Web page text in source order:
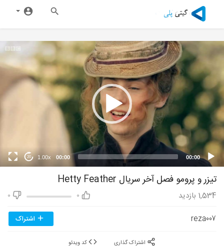
00:00
00:00
1.00x
20
تیزر و پرومو فصل آخر سریال Hetty Feather
0
0 1,534 بازدید
reza007 اشتراک